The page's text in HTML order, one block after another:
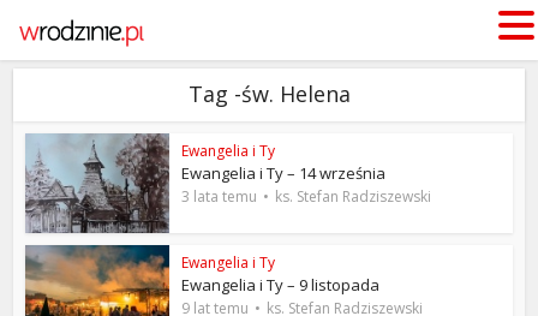
Tag -św. Helena
Ewangelia i Ty
Ewangelia i Ty – 14 września
3 lata temu ks. Stefan Radziszewski
Ewangelia i Ty
Ewangelia i Ty – 9 listopada
9 lat temu ks. Stefan Radziszewski